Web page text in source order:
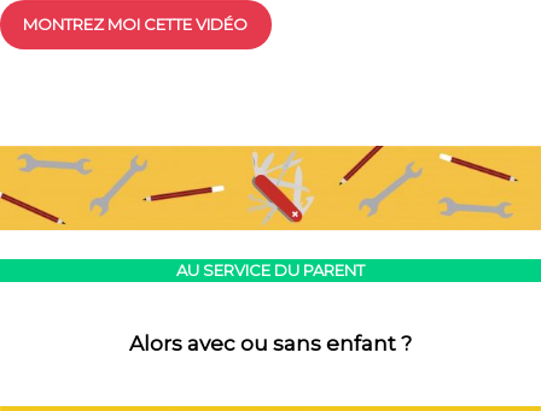
MONTREZ MOI CETTE VIDÉO
AU SERVICE DU PARENT
Alors avec ou sans enfant ?